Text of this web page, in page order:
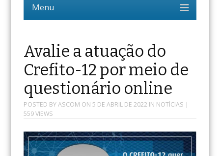
Avalie a atuação do
Crefito-12 por meio de
questionário online
POSTED BYASCOM ON 5 DE ABRIL DE 2022 IN NOTÍCIAS |
559 VIEWS